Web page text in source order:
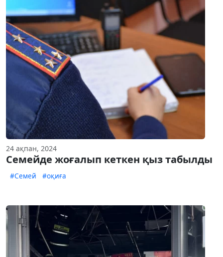
24 ақпан, 2024
Семейде жоғалып кеткен қыз табылды
#Семей #оқиға